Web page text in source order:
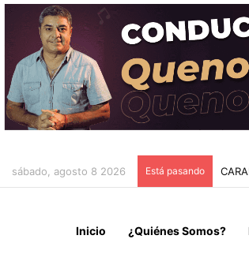
sábado, agosto 8 2026 Está pasando
Inicio ¿Quiénes Somos?